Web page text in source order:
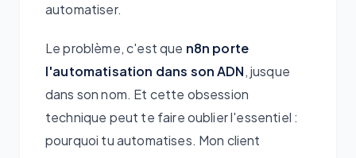
automatiser.
Le problème, c'est que n8n porte
l'automatisation dans son ADN, jusque
dans son nom. Et cette obsession
technique peut te faire oublier l'essentiel :
pourquoi tu automatises. Mon client